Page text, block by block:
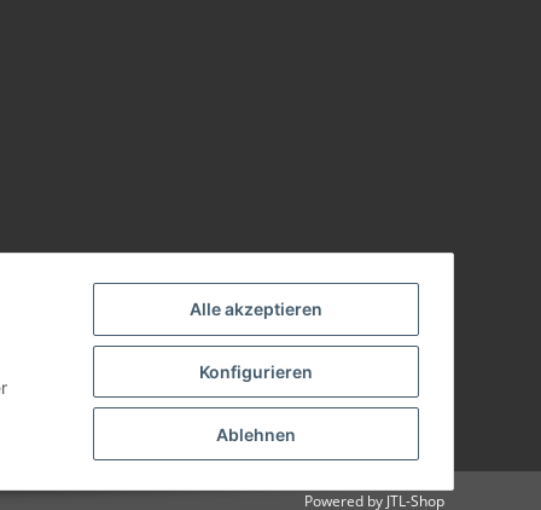
Alle akzeptieren
Konfigurieren
Ablehnen
Powered by JTL-Shop